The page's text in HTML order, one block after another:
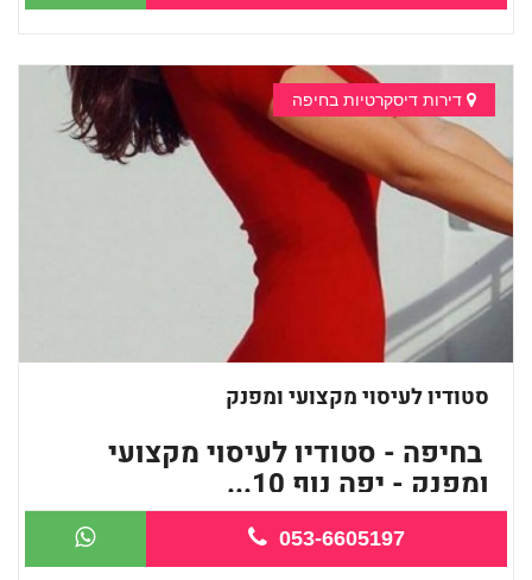
דירות דיסקרטיות בחיפה
סטודיו לעיסוי מקצועי ומפנק
בחיפה - סטודיו לעיסוי מקצועי
ומפנק - יפה נוף 10...
053-6605197